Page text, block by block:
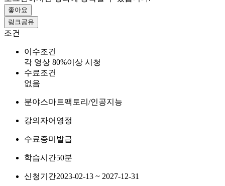
좋아요
링크공유
조건
이수조건
각 영상 80%이상 시청
수료조건
없음
분야스마트팩토리/인공지능
강의자어영정
수료증미발급
학습시간50분
신청기간2023-02-13 ~ 2027-12-31